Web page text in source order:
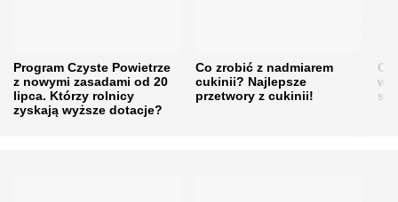
Program Czyste Powietrze
z nowymi zasadami od 20
lipca. Którzy rolnicy
zyskają wyższe dotacje?
Co zrobić z nadmiarem
cukinii? Najlepsze
przetwory z cukinii!
w